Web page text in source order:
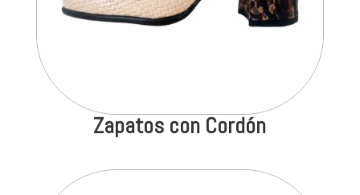
Zapatos con Cordón